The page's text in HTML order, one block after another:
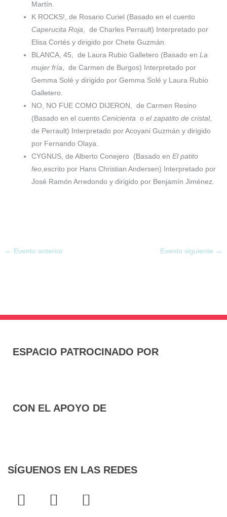
Martín.
K ROCKS!, de Rosario Curiel (Basado en el cuento
Caperucita Roja,
de Charles Perrault) Interpretado por
Elisa Cortés y dirigido por Chete Guzmán.
BLANCA, 45,
de Laura Rubio Galletero (Basado enLa
mujer fría,
de Carmen de Burgos) Interpretado por
Gemma Solé y dirigido por Gemma Solé y Laura Rubio
Galletero.
NO, NO FUE COMO DIJERON,
de Carmen Resino
(Basado en el cuento Cenicienta o el zapatito de cristal,
de Perrault) Interpretado por Acoyani Guzmán y dirigido
por Fernando Olaya.
CYGNUS, de Alberto Conejero
(Basado enEl patito
feo,escrito por Hans Christian Andersen) Interpretado por
José Ramón Arredondo y dirigido por Benjamín Jiménez.
← Evento anterior Evento siguiente →
ESPACIO PATROCINADO POR
CON EL APOYO DE
SÍGUENOS EN LAS REDES
F
a
T
w
I
n